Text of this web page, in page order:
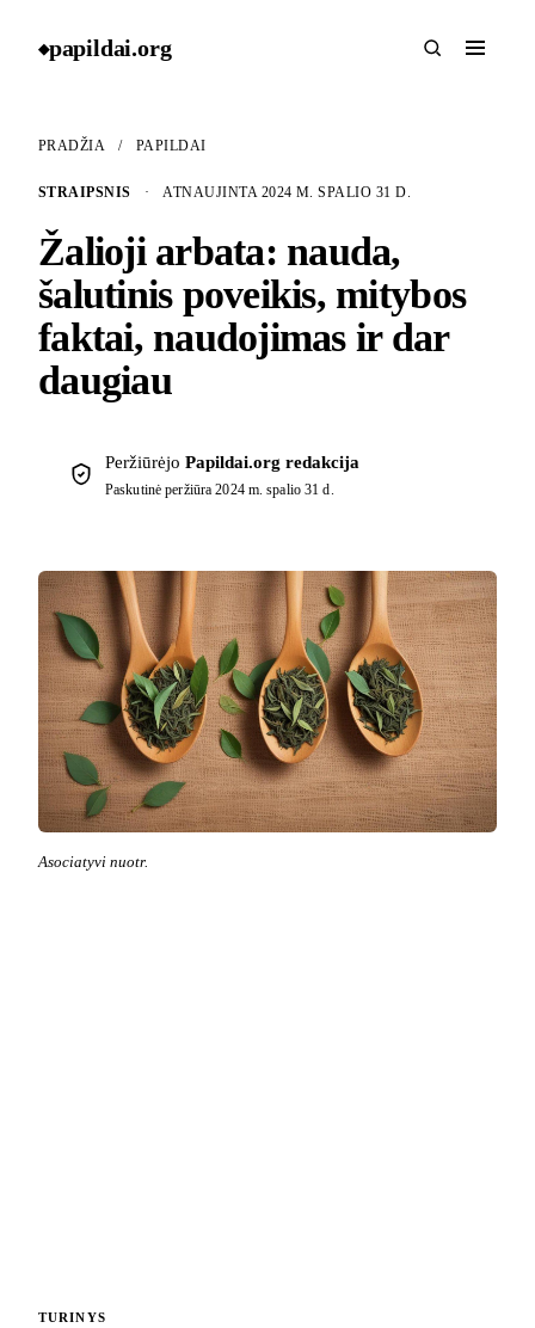
◆papildai.org
PRADŽIA / PAPILDAI
STRAIPSNIS · ATNAUJINTA 2024 M. SPALIO 31 D.
Žalioji arbata: nauda,
šalutinis poveikis, mitybos
faktai, naudojimas ir dar
daugiau
Peržiūrėjo Papildai.org redakcija
Paskutinė peržiūra2024 m. spalio 31 d.
Asociatyvi nuotr.
TURINYS